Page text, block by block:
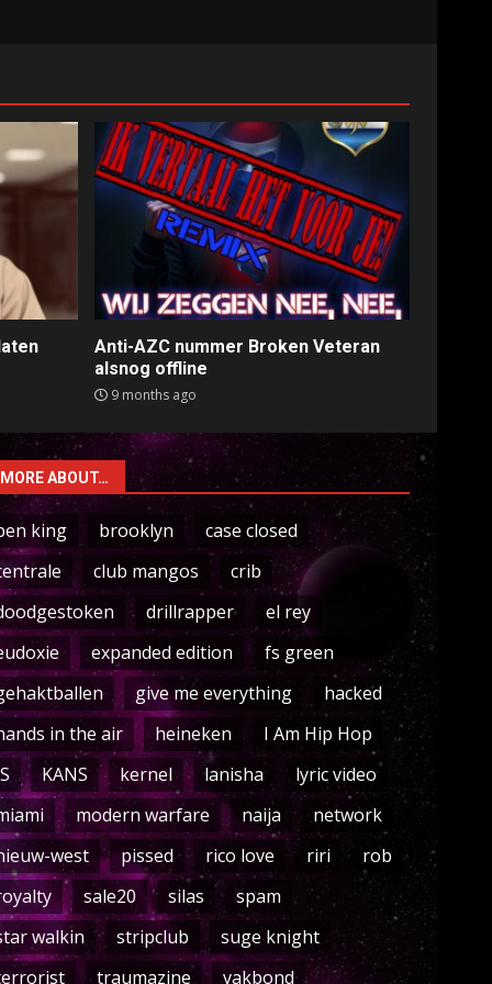
Anti-AZC nummer Broken Veteran
alsnog offline
9 months ago
MORE ABOUT…
king brooklyn
case closed
club mangos
crib
drillrapper
el rey
expanded edition
fs green
give me everything
hacked
in the air
heineken
I Am Hip Hop
KANS kernel lanisha
lyric video
modern warfare naija
network
west
pissed rico love riri
rob
sale20 silas
spam
walkin
stripclub
suge knight
traumazine vakbond